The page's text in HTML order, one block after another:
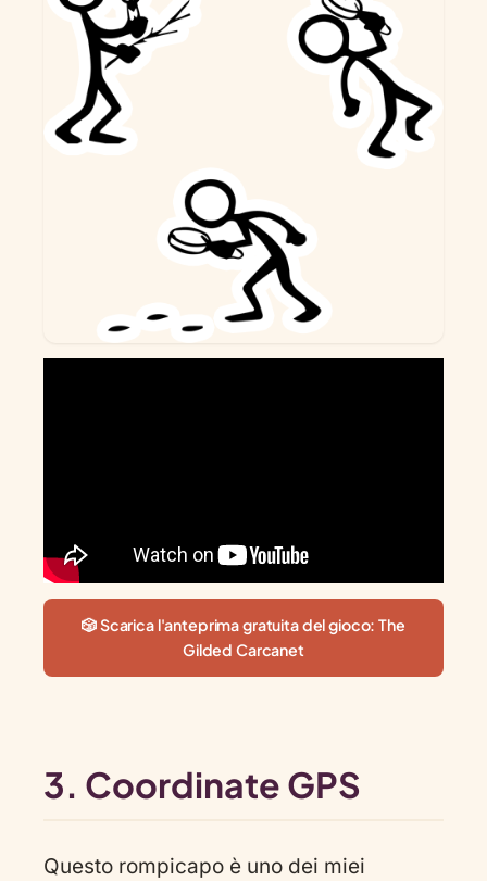
🎲 Scarica l'anteprima gratuita del gioco: The
Gilded Carcanet
3. Coordinate GPS
Questo rompicapo è uno dei miei